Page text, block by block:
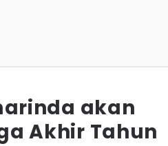
akan
Akhir Tahun